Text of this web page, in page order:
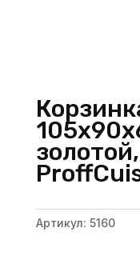
Артикул: 5160